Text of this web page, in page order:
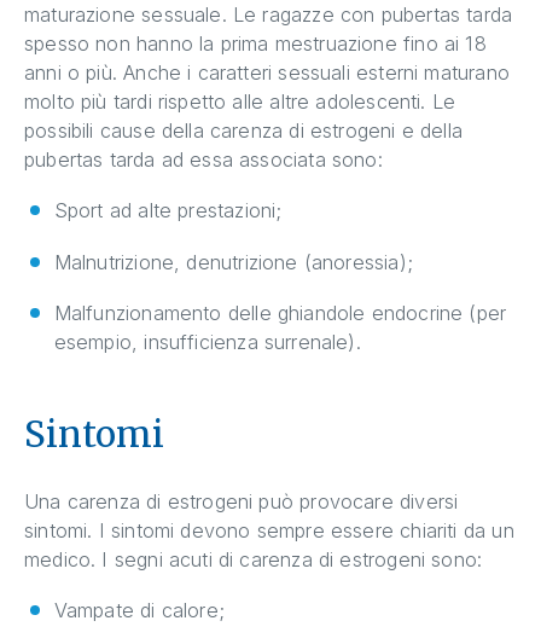
maturazione sessuale. Le ragazze con pubertas tarda
spesso non hanno la prima mestruazione fino ai 18
anni o più. Anche i caratteri sessuali esterni maturano
molto più tardi rispetto alle altre adolescenti. Le
possibili cause della carenza di estrogeni e della
pubertas tarda ad essa associata sono:
Sport ad alte prestazioni;
Malnutrizione, denutrizione (anoressia);
Malfunzionamento delle ghiandole endocrine (per
esempio, insufficienza surrenale).
Sintomi
Una carenza di estrogeni può provocare diversi
sintomi. I sintomi devono sempre essere chiariti da un
medico. I segni acuti di carenza di estrogeni sono:
Vampate di calore;